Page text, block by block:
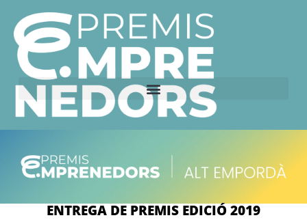
ENTREGA DE PREMIS EDICIÓ 2019